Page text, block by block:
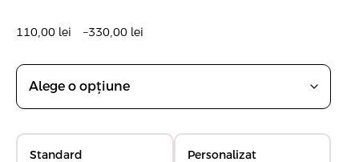
110,00 lei –330,00 lei
Standard Personalizat